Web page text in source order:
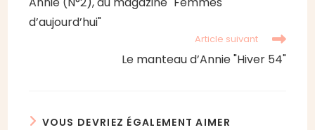
articles
d’aujourd’hui"
Article suivant
Le manteau d’Annie "Hiver 54"
VOUS DEVRIEZ ÉGALEMENT AIMER